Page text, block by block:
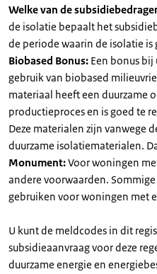
Welke van de
de isolatie bepaalt het
de periode waarin de isolatie is
Biobased Bonus: Een bonus
gebruik van biobased
materiaal heeft een duurzame
productieproces en is goed te
Deze materialen zijn vanwege
duurzame isolatiematerialen.
Monument:Voor woningen
andere voorwaarden.
gebruiken voor woningen met
U kunt de meldcodes in dit
subsidieaanvraag voor deze
duurzame energie en